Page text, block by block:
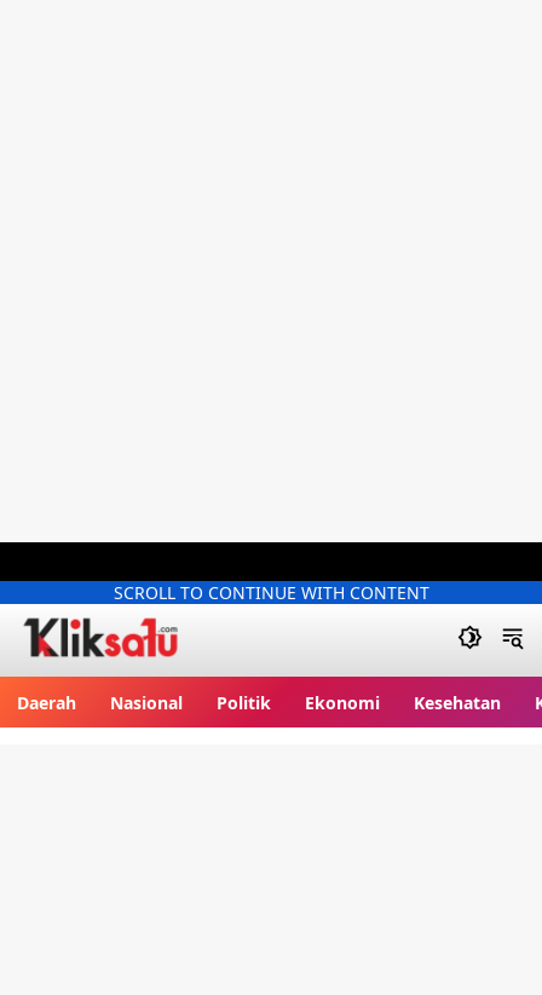
SCROLL TO CONTINUE WITH CONTENT
Daerah Nasional Politik Ekonomi Kesehatan